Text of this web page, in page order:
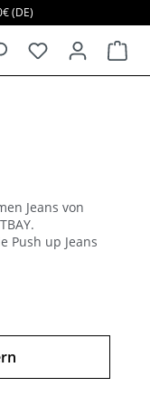
(DE)
Jeans von
Push up Jeans